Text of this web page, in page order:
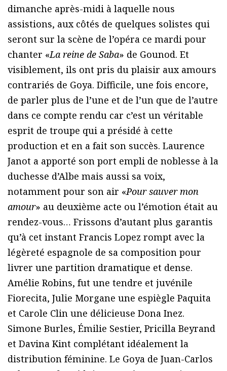
dimanche après-midi à laquelle nous
assistions, aux côtés de quelques solistes qui
seront sur la scène de l’opéra ce mardi pour
chanter «La reine de Saba» de Gounod. Et
visiblement, ils ont pris du plaisir aux amours
contrariés de Goya. Difficile, une fois encore,
de parler plus de l’une et de l’un que de l’autre
dans ce compte rendu car c’est un véritable
esprit de troupe qui a présidé à cette
production et en a fait son succès. Laurence
Janot a apporté son port empli de noblesse à la
duchesse d’Albe mais aussi sa voix,
notamment pour son air «Pour sauver mon
amour» au deuxième acte ou l’émotion était au
rendez-vous… Frissons d’autant plus garantis
qu’à cet instant Francis Lopez rompt avec la
légèreté espagnole de sa composition pour
livrer une partition dramatique et dense.
Amélie Robins, fut une tendre et juvénile
Fiorecita, Julie Morgane une espiègle Paquita
et Carole Clin une délicieuse Dona Inez.
Simone Burles, Émilie Sestier, Pricilla Beyrand
et Davina Kint complétant idéalement la
distribution féminine. Le Goya de Juan-Carlos